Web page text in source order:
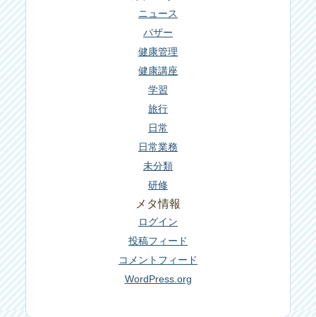
ニュース
バザー
健康管理
健康講座
学習
旅行
日常
日常業務
未分類
研修
メタ情報
ログイン
投稿フィード
コメントフィード
WordPress.org